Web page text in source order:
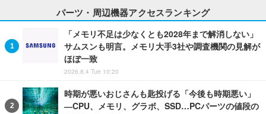
パーツ・周辺機器アクセスランキング
「メモリ不足は少なくとも2028年まで解消しない」
サムスンも明言。メモリ大手3社や調査機関の見解が
ほぼ一致
2026.8.4 Tue 10:20
時期が悪いおじさんも匙投げる「今後も時期悪い」
―CPU、メモリ、グラボ、SSD…PCパーツの値段の